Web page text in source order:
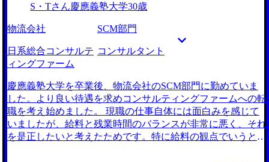
縮してスピーディーに提供していただけるタイプで、コミュ
ニケーションスタイルが合っていると感じました。特にメー
カー出身者ならではの現場のストレスなどにも凄く共感して
いただけて、前向きに転職活動に取り組めるなと確信しまし
た。 現在の市況や私の実際の市場価値を踏まえた非常に現
は書類で落ちる」「ここは通る可能性が高い」と言われたと
ころは8割方その通りとなり、企業側の採用ニーズをかなり
しっかり理解されていた印象です。地に足を付けながらも最
大限狙えるポジションにチャレンジすることができたのは、
北野さんのおかげだと感じています。 最初は業界に対する
S・Tさん慶應義塾大学30歳
物流会社 SCM部門
日系総合コンサルテ
ィングファーム
コンサルタント
慶應義塾大学を卒業後、物流会社のSCM部門に勤めていま
した。より良い待遇を求めコンサルティングファームへの転
職を考え始めました。 現職の仕事自体には面白みを感じて
いましたが、給料と残業時間のバランスが非常に悪く、それ
を是正したいと考えたためです。特に給料の観点でいうと、